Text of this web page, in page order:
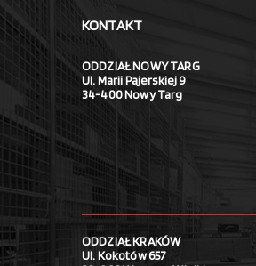
KONTAKT
ODDZIAŁ NOWY TARG
Ul. Marii Pajerskiej 9
34-400 Nowy Targ
ODDZIAŁ KRAKÓW
Ul. Kokotów 657